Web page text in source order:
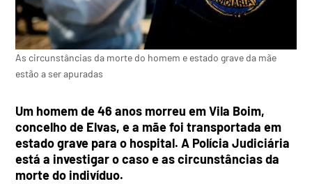
As circunstâncias da morte do homem e estado grave da mãe
estão a ser apuradas
Um homem de 46 anos morreu em Vila Boim,
concelho de Elvas, e a mãe foi transportada em
estado grave para o hospital. A Polícia Judiciária
está a investigar o caso e as circunstâncias da
morte do indivíduo.